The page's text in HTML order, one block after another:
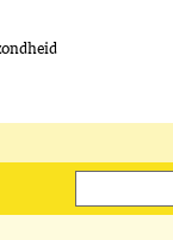
Zoeken